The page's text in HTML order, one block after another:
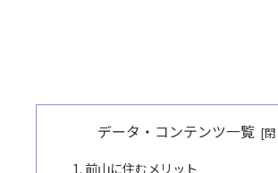
データ・コンテンツ一覧
前山に住むメリット